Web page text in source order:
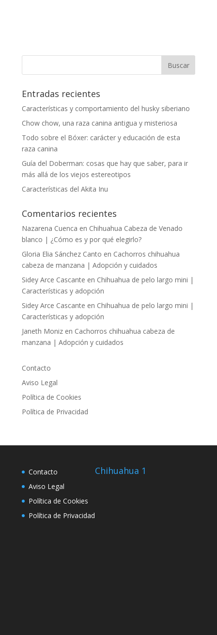
Entradas recientes
Características y comportamiento del husky siberiano
Chow chow, una raza canina antigua y misteriosa
Todo sobre el Bóxer: carácter y educación de esta
raza canina
Guía del Doberman: cosas que hay que saber, para ir
más allá de los viejos estereotipos
Características del Akita Inu
Comentarios recientes
Nazarena Cuenca en Chihuahua Cabeza de Venado
blanco | ¿Cómo es y por qué elegirlo?
Gloria Elia Sánchez Canto en Cachorros chihuahua
cabeza de manzana | Adopción y cuidados
Sidey Arce Cascante en Chihuahua de pelo largo mini |
Características y adopción
Sidey Arce Cascante en Chihuahua de pelo largo mini |
Características y adopción
Janeth Monizen Cachorros chihuahua cabeza de
manzana | Adopción y cuidados
Contacto
Aviso Legal
Política de Cookies
Política de Privacidad
Contacto
Aviso Legal
Política de Cookies
Política de Privacidad
Chihuahua 1